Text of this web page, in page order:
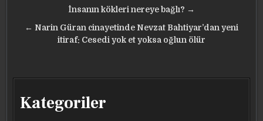
gezinmesi
İnsanın kökleri nereye bağlı? →
← Narin Güran cinayetinde Nevzat Bahtiyar’dan yeni
itiraf: Cesedi yok et yoksa oğlun ölür
Kategoriler